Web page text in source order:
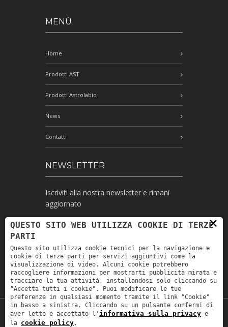
MENÙ
Home
Prodotti AST
Prodotti Astrolabio
News
Contatti
NEWSLETTER
Iscriviti alla nostra newsletter e rimani
aggiornato
Ho letto l'informativa e autorizzo il
trattamento dei miei dati personali per le
finalità ivi indicate *
Copyright © 2019Astrolabio. P.IVA:
×
QUESTO SITO WEB UTILIZZA COOKIE DI TERZE
PARTI
Questo sito utilizza cookie tecnici per la navigazione e
cookie di terze parti per servizi aggiuntivi come la
visualizzazione di video. Alcuni cookie potrebbero
raccogliere informazioni per mostrarti pubblicità mirata e
tracciare la tua attività, installandosi solo cliccando su
"Accetta tutti i cookie". Puoi modificare le tue
preferenze in qualsiasi momento tramite il link "Cookie"
in basso a sinistra. Cliccando su un pulsante confermi di
aver letto e accettato l' informativa sulla privacy e
la cookie policy.